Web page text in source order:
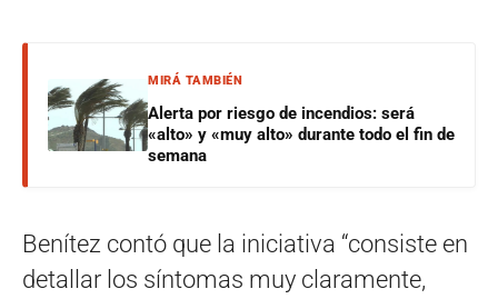
MIRÁ TAMBIÉN
Alerta por riesgo de incendios: será
«alto» y «muy alto» durante todo el fin de
semana
Benítez contó que la iniciativa “consiste en
detallar los síntomas muy claramente,